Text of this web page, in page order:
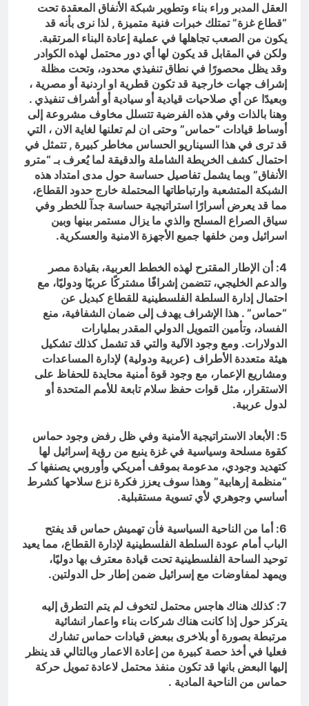
العقل المدبر وراء بناء وتطوير شبكة الأنفاق المعقدة تحت
“قطاع غزة” تمتلك خبرات فنية متميزة , لذا نرى بأنه قد
يكون من الصعب تجاهلها في عملية إعادة البناء المرتقبة.
ولكن في المقابل قد يكون لها أي دور محتمل لهذه الكوادر
وقد يظل محصورًا في نطاق تنفيذي محدود، وتحت مظلة
إشراف جهات خارجية قد تكون قطرية او اردنية أو مصرية ،
وبعيدًا عن أي صلاحيات قيادية أو سيادية أو أشراف تنفيذي .
وهنا بالذات وفي هذه الفرضية تتسلل مخاوف مشروعة إلى
أوساط قيادات “حماس” وحتى ان لم تعلنها لغاية الان ، التي
قد ترى في هذا السيناريو الحساس مخاطر كبيرة , تتمثل في
احتمال كشف الخريطة الشاملة والدقيقة لما يُعرف بـ “مترو
الأنفاق” وبما يشمل تفاصيل حساسة حول مدى امتداد هذه
الشبكة المتشعبة وارتباطاتها المحتملة خارج حدود القطاع،
مما قد يعرض أسرارًا استراتيجية حساسة جدآ للخطر وفي
سياق الصراع المسلح والذي ما يزال مستمر بينها وبين
اسرائيل ومن خلفها جميع الأجهزة الامنية والعسكرية.
4: أن الإطار المقترح لهذه الخطط العربية، بقيادة مصر
والدعم الخليجي، تتضمن إشرافًا مشتركًا عربيًا ودوليًا، مع
احتمال إدارة السلطة الفلسطينية للقطاع كبديل عن
“حماس” . هذا الإشراف يهدف إلى ضمان الشفافية، منع
الفساد، وتأمين التمويل الدولي المقدر بمليارات
الدولارات. ومع وجود الآلية والتي قد تشمل كذلك تشكيل
هيئة متعددة الأطراف (عربية ودولية) لإدارة المساعدات
ومشاريع الإعمار، مع وجود قوة أمنية محايدة للحفاظ على
الاستقرار، مثل قوات حفظ سلام تابعة للأمم المتحدة أو
لدول عربية.
5: الأبعاد الاستراتيجية الأمنية وفي ظل رفض وجود حماس
كقوة مسلحة وسياسية في غزة ينبع من رؤية إسرائيل لها
كتهديد وجودي، مدعومة بموقف أمريكي وأوروبي يصنفها كـ
“منظمة إرهابية” وهذا سوف يعزز فكرة نزع سلاحها كشرط
أساسي وجوهري لأي تسوية مستقبلية.
6: أما من الناحية السياسية فأن تهميش حماس قد يفتح
الباب أمام عودة السلطة الفلسطينية لإدارة القطاع، مما يعيد
توحيد الساحة الفلسطينية تحت قيادة معترف بها دوليًا،
ويمهد لمفاوضات مع إسرائيل ضمن إطار حل الدولتين.
7: كذلك هناك هاجس محتمل لتخوف لم يتم التطرق إليه
يتركز حول إذا كانت هناك شركات بناء واعمار انشائية
مرتبطة بصورة أو بلاخرى ببعض قيادات حماس تشارك
فعليا في أخذ حصة كبيرة من إعادة الاعمار وبالتالي قد ينظر
إليها البعض بانها قد تكون منفذ محتمل لاعادة تمويل حركة
حماس من الناحية المادية .